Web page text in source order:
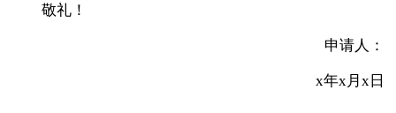
敬礼！
申请人：
x年x月x日